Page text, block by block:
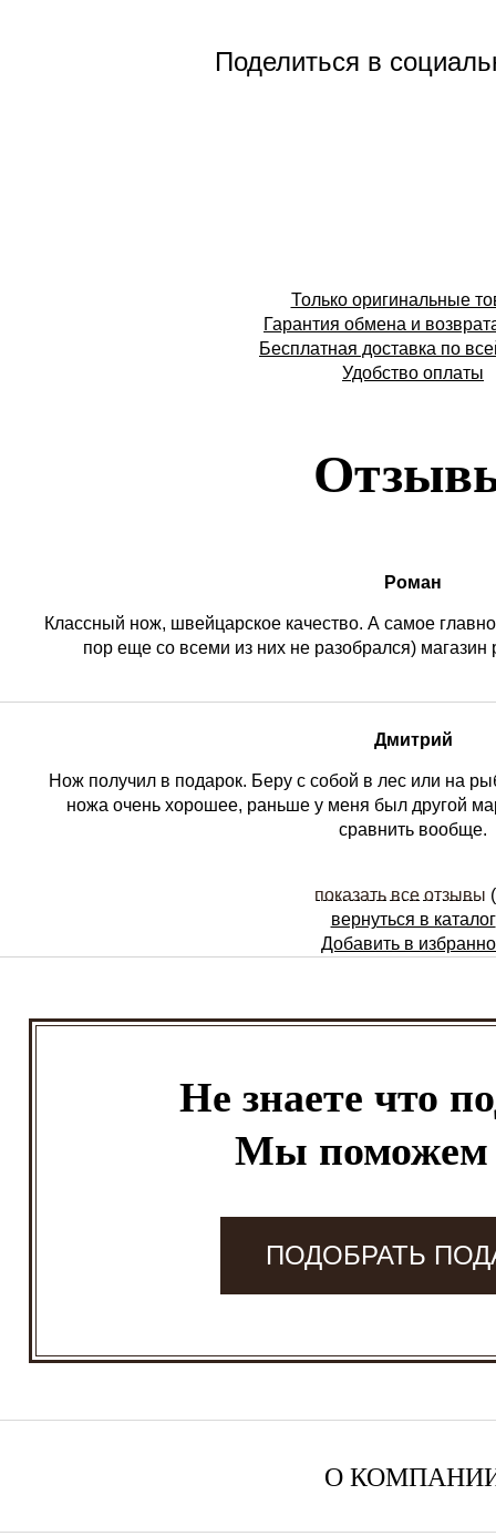
Поделиться в
Только оригинальные
Гарантия обмена и
Бесплатная доставка по
Удобство оплаты
Роман
Классный нож, швейцарское качество. А самое
пор еще со всеми из них не разобрался)
Дмитрий
Нож получил в подарок. Беру с собой в лес или на
ножа очень хорошее, раньше у меня был другой
сравнить вообще.
показать все отзывы
вернуться в каталог
Добавить в
Не знаете что
Мы
ПОДОБРАТЬ
О